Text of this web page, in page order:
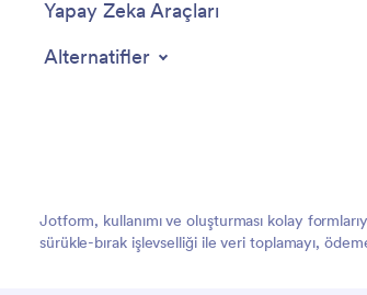
Yapay Zeka Araçları
Alternatifler
Jotform, kullanımı ve oluşturması kolay
sürükle-bırak işlevselliği ile veri toplamayı,